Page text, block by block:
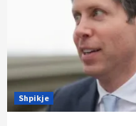
Shpikje